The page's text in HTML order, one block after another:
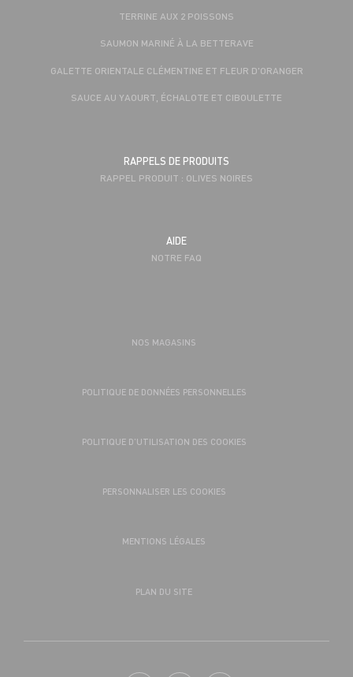
TERRINE AUX 2 POISSONS
SAUMON MARINÉ À LA BETTERAVE
GALETTE ORIENTALE CLÉMENTINE ET FLEUR D'ORANGER
SAUCE AU YAOURT, ÉCHALOTE ET CIBOULETTE
RAPPELS DE PRODUITS
RAPPEL PRODUIT : OLIVES NOIRES
AIDE
NOTRE FAQ
NOS MAGASINS
POLITIQUE DE DONNÉES PERSONNELLES
POLITIQUE D’UTILISATION DES COOKIES
PERSONNALISER LES COOKIES
MENTIONS LÉGALES
PLAN DU SITE